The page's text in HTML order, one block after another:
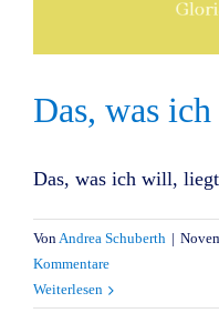
Das, was
Das, was ich will,
VonAndrea Schuberth |
Kommentare
Weiterlesen